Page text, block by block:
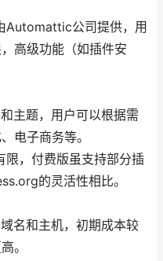
Automattic公司提供，用
高级功能（如插件安
主题，用户可以根据需
电子商务等。
，付费版虽支持部分插
的灵活性相比。
名和主机，初期成本较
。